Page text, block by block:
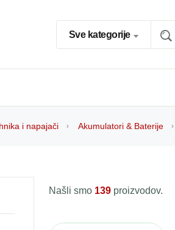
Sve kategorije
i napajači Akumulatori & Baterije
Našli smo 139 proizvodov.